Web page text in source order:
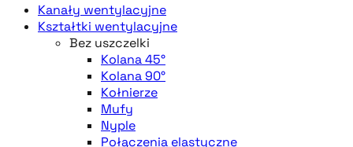
Kanały wentylacyjne
Kształtki wentylacyjne
Bez uszczelki
Kolana 45°
Kolana 90°
Kołnierze
Mufy
Nyple
Połączenia elastyczne